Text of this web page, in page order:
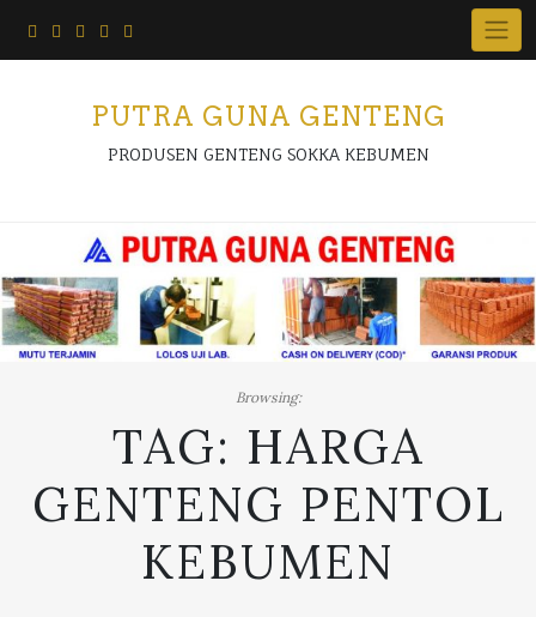
PUTRA GUNA GENTENG
PRODUSEN GENTENG SOKKA KEBUMEN
Browsing:
TAG: HARGA
GENTENG PENTOL
KEBUMEN